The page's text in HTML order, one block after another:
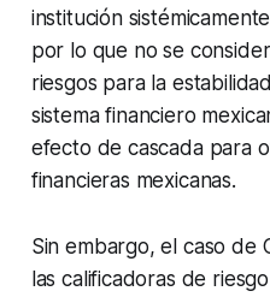
institución sistémicamente
por lo que no se
riesgos para la
sistema financiero
efecto de cascada para
financieras mexicanas.
Sin embargo, el caso de
las calificadoras de